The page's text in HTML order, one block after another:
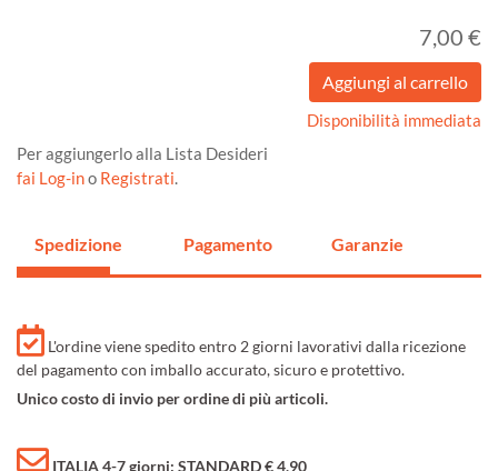
7,00 €
Disponibilità immediata
Per aggiungerlo alla Lista Desideri
fai Log-ino Registrati.
Spedizione Pagamento Garanzie
L'ordine viene spedito entro 2 giorni lavorativi dalla ricezione
del pagamento con imballo accurato, sicuro e protettivo.
Unico costo di invio per ordine di più articoli.
ITALIA 4-7 giorni: STANDARD € 4,90